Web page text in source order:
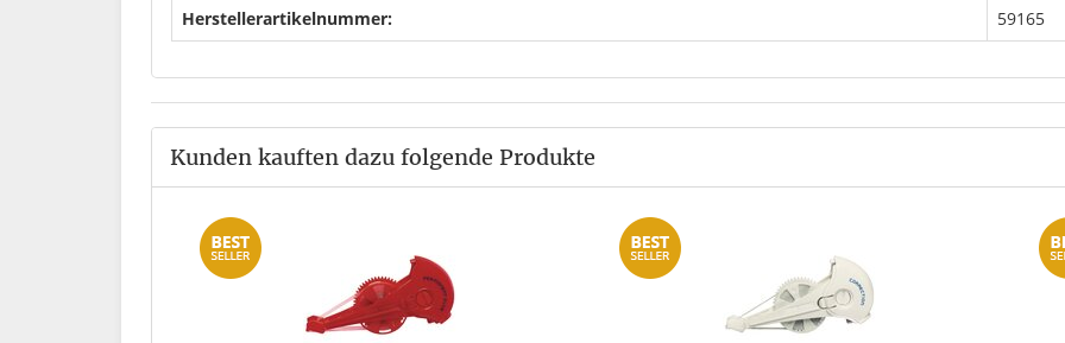
Herstellerartikelnummer: 59165
Kunden kauften dazu folgende Produkte